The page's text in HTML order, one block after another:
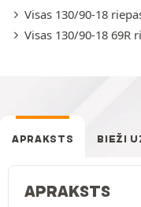
Visas 130/90-18
Visas 130/90-18 69R
APRAKSTS BIEŽI
APRAKSTS